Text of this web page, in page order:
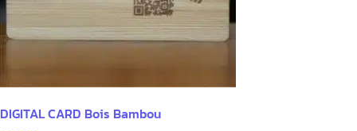
DIGITAL CARD Bois Bambou